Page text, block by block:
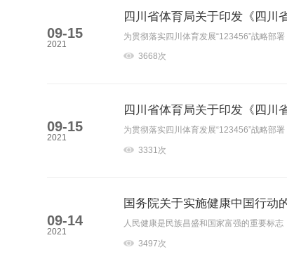
09-15
2021
四川省体育局关于印发《四川
为贯彻落实四川体育发展“123456”战略部署
3668次
09-15
2021
四川省体育局关于印发《四川
为贯彻落实四川体育发展“123456”战略部署
3331次
09-14
2021
国务院关于实施健康中国行动
人民健康是民族昌盛和国家富强的重要标
3497次